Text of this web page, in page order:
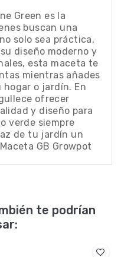
Green es la
buscan una
solo sea práctica,
diseño moderno y
esta maceta te
mientras añades
o jardín. En
ofrecer
y diseño para
verde siempre
de tu jardín un
GB Growpot
te podrían